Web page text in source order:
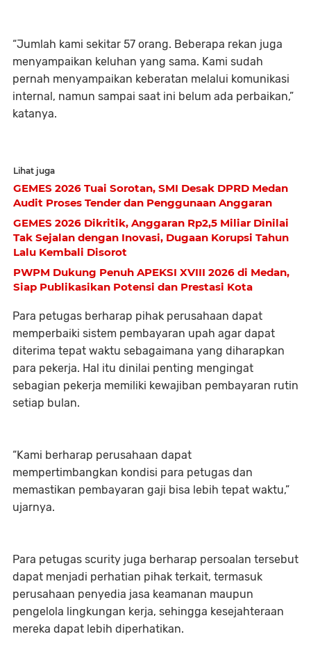
“Jumlah kami sekitar 57 orang. Beberapa rekan juga
menyampaikan keluhan yang sama. Kami sudah
pernah menyampaikan keberatan melalui komunikasi
internal, namun sampai saat ini belum ada perbaikan,”
katanya.
Lihat juga
GEMES 2026 Tuai Sorotan, SMI Desak DPRD Medan
Audit Proses Tender dan Penggunaan Anggaran
GEMES 2026 Dikritik, Anggaran Rp2,5 Miliar Dinilai
Tak Sejalan dengan Inovasi, Dugaan Korupsi Tahun
Lalu Kembali Disorot
PWPM Dukung Penuh APEKSI XVIII 2026 di Medan,
Siap Publikasikan Potensi dan Prestasi Kota
Para petugas berharap pihak perusahaan dapat
memperbaiki sistem pembayaran upah agar dapat
diterima tepat waktu sebagaimana yang diharapkan
para pekerja. Hal itu dinilai penting mengingat
sebagian pekerja memiliki kewajiban pembayaran rutin
setiap bulan.
“Kami berharap perusahaan dapat
mempertimbangkan kondisi para petugas dan
memastikan pembayaran gaji bisa lebih tepat waktu,”
ujarnya.
Para petugas scurity juga berharap persoalan tersebut
dapat menjadi perhatian pihak terkait, termasuk
perusahaan penyedia jasa keamanan maupun
pengelola lingkungan kerja, sehingga kesejahteraan
mereka dapat lebih diperhatikan.